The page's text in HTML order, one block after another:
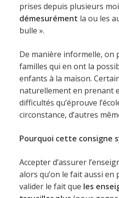
prises depuis plusieurs
démesurément la ou les
bulle ».
De manière informelle, on
familles qui en ont la
enfants à la maison.
naturellement en prenant
difficultés qu’éprouve
circonstance, d’autres
Pourquoi cette consigne
Accepter d’assurer
alors qu’on le fait aussi
valider le fait que les